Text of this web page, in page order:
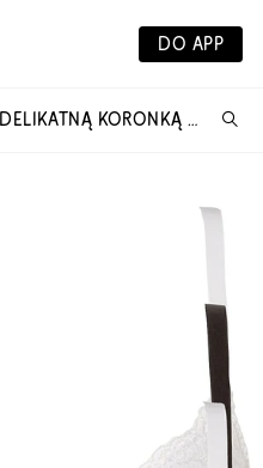
DO APP
BIUSTONOSZ PUSH UP Z DELIKATNĄ KORONKĄ (3 SZT.)